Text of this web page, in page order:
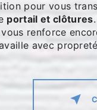
pour vous
portail et clôtures
renforce
avec